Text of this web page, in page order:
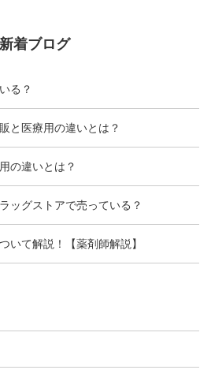
新着ブログ
る？
と医療用の違いとは？
の違いとは？
ッグストアで売っている？
いて解説！【薬剤師解説】